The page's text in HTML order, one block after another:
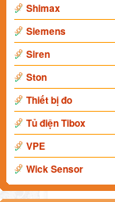
Shimax
Siemens
Siren
Ston
Thiết bị đo
Tủ điện Tibox
VPE
Wick Sensor